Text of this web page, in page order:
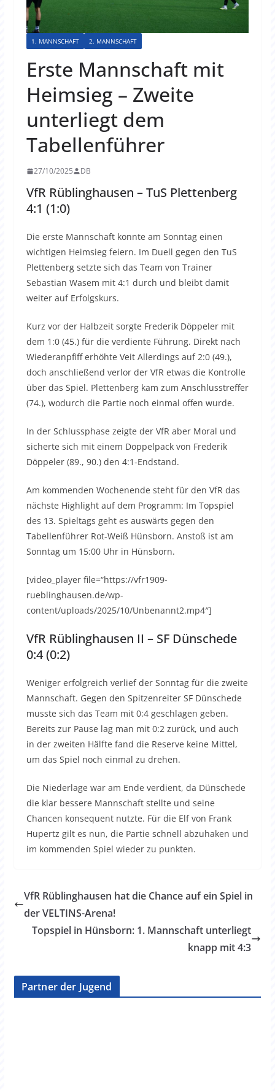
1. MANNSCHAFT 2. MANNSCHAFT
Erste Mannschaft mit
Heimsieg – Zweite
unterliegt dem
Tabellenführer
27/10/2025 DB
VfR Rüblinghausen – TuS Plettenberg
4:1 (1:0)
Die erste Mannschaft konnte am Sonntag einen
wichtigen Heimsieg feiern. Im Duell gegen den TuS
Plettenberg setzte sich das Team von Trainer
Sebastian Wasem mit 4:1 durch und bleibt damit
weiter auf Erfolgskurs.
Kurz vor der Halbzeit sorgte Frederik Döppeler mit
dem 1:0 (45.) für die verdiente Führung. Direkt nach
Wiederanpfiff erhöhte Veit Allerdings auf 2:0 (49.),
doch anschließend verlor der VfR etwas die Kontrolle
über das Spiel. Plettenberg kam zum Anschlusstreffer
(74.), wodurch die Partie noch einmal offen wurde.
In der Schlussphase zeigte der VfR aber Moral und
sicherte sich mit einem Doppelpack von Frederik
Döppeler (89., 90.) den 4:1-Endstand.
Am kommenden Wochenende steht für den VfR das
nächste Highlight auf dem Programm: Im Topspiel
des 13. Spieltags geht es auswärts gegen den
Tabellenführer Rot-Weiß Hünsborn. Anstoß ist am
Sonntag um 15:00 Uhr in Hünsborn.
[video_player file=“https://vfr1909-
rueblinghausen.de/wp-
content/uploads/2025/10/Unbenannt2.mp4″]
VfR Rüblinghausen II – SF Dünschede
0:4 (0:2)
Weniger erfolgreich verlief der Sonntag für die zweite
Mannschaft. Gegen den Spitzenreiter SF Dünschede
musste sich das Team mit 0:4 geschlagen geben.
Bereits zur Pause lag man mit 0:2 zurück, und auch
in der zweiten Hälfte fand die Reserve keine Mittel,
um das Spiel noch einmal zu drehen.
Die Niederlage war am Ende verdient, da Dünschede
die klar bessere Mannschaft stellte und seine
Chancen konsequent nutzte. Für die Elf von Frank
Hupertz gilt es nun, die Partie schnell abzuhaken und
im kommenden Spiel wieder zu punkten.
VfR Rüblinghausen hat die Chance auf ein Spiel in
der VELTINS-Arena!
Topspiel in Hünsborn: 1. Mannschaft unterliegt
knapp mit 4:3
Partner der Jugend